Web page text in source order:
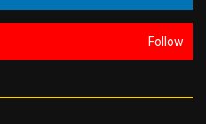
Follow